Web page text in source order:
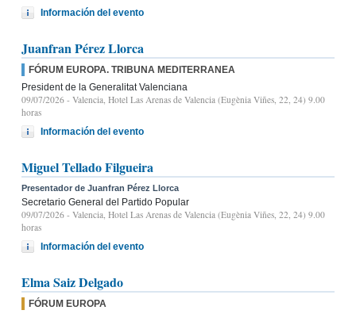
Información del evento
Juanfran Pérez Llorca
FÓRUM EUROPA. TRIBUNA MEDITERRANEA
President de la Generalitat Valenciana
09/07/2026 - Valencia, Hotel Las Arenas de Valencia (Eugènia Viñes, 22, 24) 9.00
horas
Información del evento
Miguel Tellado Filgueira
Presentador de Juanfran Pérez Llorca
Secretario General del Partido Popular
09/07/2026 - Valencia, Hotel Las Arenas de Valencia (Eugènia Viñes, 22, 24) 9.00
horas
Información del evento
Elma Saiz Delgado
FÓRUM EUROPA